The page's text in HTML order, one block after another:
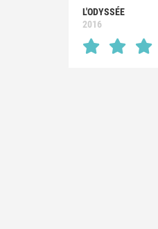
L'ODYSSÉE
2016